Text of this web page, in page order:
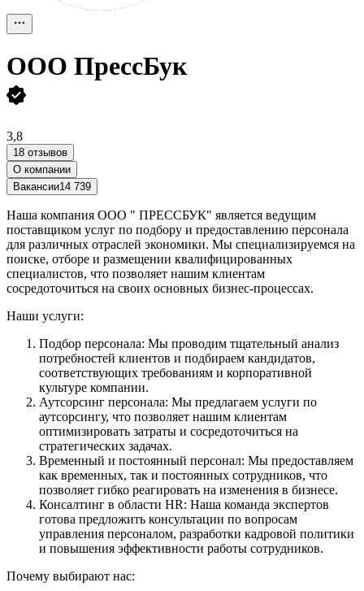
ООО ПрессБук
3,8
18 отзывов
О компании
Вакансии14 739
Наша компания ООО " ПРЕССБУК" является ведущим
поставщиком услуг по подбору и предоставлению персонала
для различных отраслей экономики. Мы специализируемся на
поиске, отборе и размещении квалифицированных
специалистов, что позволяет нашим клиентам
сосредоточиться на своих основных бизнес-процессах.
Наши услуги:
Подбор персонала: Мы проводим тщательный анализ
потребностей клиентов и подбираем кандидатов,
соответствующих требованиям и корпоративной
культуре компании.
Аутсорсинг персонала: Мы предлагаем услуги по
аутсорсингу, что позволяет нашим клиентам
оптимизировать затраты и сосредоточиться на
стратегических задачах.
Временный и постоянный персонал: Мы предоставляем
как временных, так и постоянных сотрудников, что
позволяет гибко реагировать на изменения в бизнесе.
Консалтинг в области HR: Наша команда экспертов
готова предложить консультации по вопросам
управления персоналом, разработки кадровой политики
и повышения эффективности работы сотрудников.
Почему выбирают нас: